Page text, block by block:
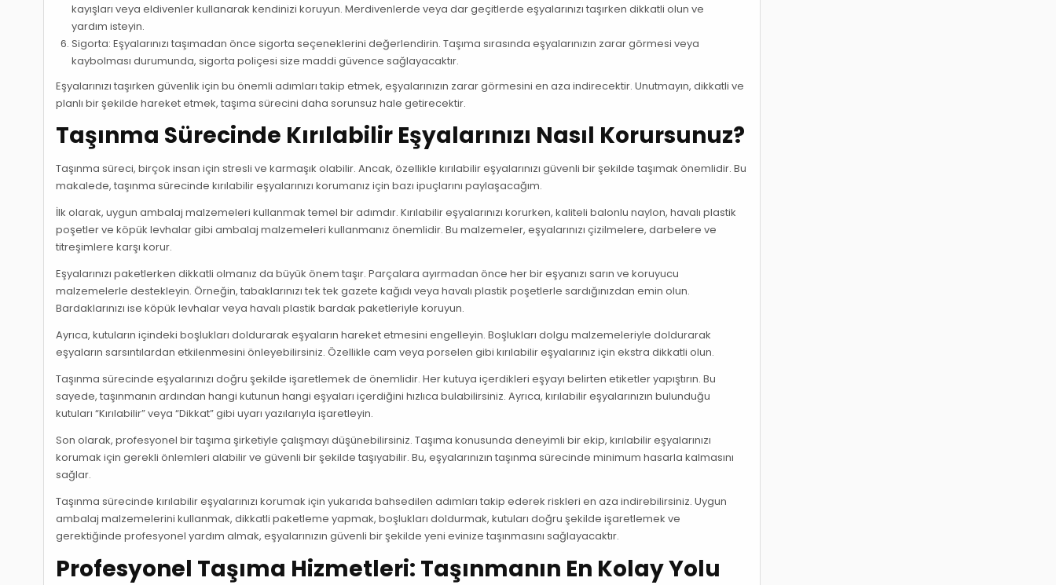
kayışları veya eldivenler kullanarak kendinizi koruyun. Merdivenlerde veya dar geçitlerde eşyalarınızı taşırken dikkatli olun ve
yardım isteyin.
Sigorta: Eşyalarınızı taşımadan önce sigorta seçeneklerini değerlendirin. Taşıma sırasında eşyalarınızın zarar görmesi veya
kaybolması durumunda, sigorta poliçesi size maddi güvence sağlayacaktır.
Eşyalarınızı taşırken güvenlik için bu önemli adımları takip etmek, eşyalarınızın zarar görmesini en aza indirecektir. Unutmayın, dikkatli ve
planlı bir şekilde hareket etmek, taşıma sürecini daha sorunsuz hale getirecektir.
Taşınma Sürecinde Kırılabilir Eşyalarınızı Nasıl Korursunuz?
Taşınma süreci, birçok insan için stresli ve karmaşık olabilir. Ancak, özellikle kırılabilir eşyalarınızı güvenli bir şekilde taşımak önemlidir. Bu
makalede, taşınma sürecinde kırılabilir eşyalarınızı korumanız için bazı ipuçlarını paylaşacağım.
İlk olarak, uygun ambalaj malzemeleri kullanmak temel bir adımdır. Kırılabilir eşyalarınızı korurken, kaliteli balonlu naylon, havalı plastik
poşetler ve köpük levhalar gibi ambalaj malzemeleri kullanmanız önemlidir. Bu malzemeler, eşyalarınızı çizilmelere, darbelere ve
titreşimlere karşı korur.
Eşyalarınızı paketlerken dikkatli olmanız da büyük önem taşır. Parçalara ayırmadan önce her bir eşyanızı sarın ve koruyucu
malzemelerle destekleyin. Örneğin, tabaklarınızı tek tek gazete kağıdı veya havalı plastik poşetlerle sardığınızdan emin olun.
Bardaklarınızı ise köpük levhalar veya havalı plastik bardak paketleriyle koruyun.
Ayrıca, kutuların içindeki boşlukları doldurarak eşyaların hareket etmesini engelleyin. Boşlukları dolgu malzemeleriyle doldurarak
eşyaların sarsıntılardan etkilenmesini önleyebilirsiniz. Özellikle cam veya porselen gibi kırılabilir eşyalarınız için ekstra dikkatli olun.
Taşınma sürecinde eşyalarınızı doğru şekilde işaretlemek de önemlidir. Her kutuya içerdikleri eşyayı belirten etiketler yapıştırın. Bu
sayede, taşınmanın ardından hangi kutunun hangi eşyaları içerdiğini hızlıca bulabilirsiniz. Ayrıca, kırılabilir eşyalarınızın bulunduğu
kutuları “Kırılabilir” veya “Dikkat” gibi uyarı yazılarıyla işaretleyin.
Son olarak, profesyonel bir taşıma şirketiyle çalışmayı düşünebilirsiniz. Taşıma konusunda deneyimli bir ekip, kırılabilir eşyalarınızı
korumak için gerekli önlemleri alabilir ve güvenli bir şekilde taşıyabilir. Bu, eşyalarınızın taşınma sürecinde minimum hasarla kalmasını
sağlar.
Taşınma sürecinde kırılabilir eşyalarınızı korumak için yukarıda bahsedilen adımları takip ederek riskleri en aza indirebilirsiniz. Uygun
ambalaj malzemelerini kullanmak, dikkatli paketleme yapmak, boşlukları doldurmak, kutuları doğru şekilde işaretlemek ve
gerektiğinde profesyonel yardım almak, eşyalarınızın güvenli bir şekilde yeni evinize taşınmasını sağlayacaktır.
Profesyonel Taşıma Hizmetleri: Taşınmanın En Kolay Yolu